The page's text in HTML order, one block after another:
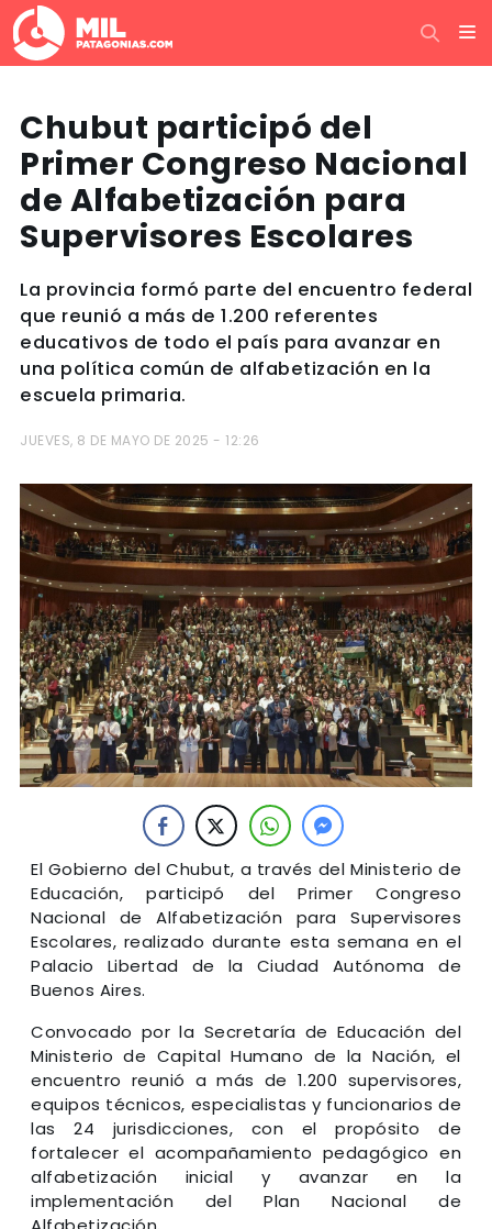
Chubut participó del
Primer Congreso Nacional
de Alfabetización para
Supervisores Escolares
La provincia formó parte del encuentro federal
que reunió a más de 1.200 referentes
educativos de todo el país para avanzar en
una política común de alfabetización en la
escuela primaria.
JUEVES, 8 DE MAYO DE 2025 - 12:26
El Gobierno del Chubut, a través del Ministerio de
Educación, participó del Primer Congreso
Nacional de Alfabetización para Supervisores
Escolares, realizado durante esta semana en el
Palacio Libertad de la Ciudad Autónoma de
Buenos Aires.
Convocado por la Secretaría de Educación del
Ministerio de Capital Humano de la Nación, el
encuentro reunió a más de 1.200 supervisores,
equipos técnicos, especialistas y funcionarios de
las 24 jurisdicciones, con el propósito de
fortalecer el acompañamiento pedagógico en
alfabetización inicial y avanzar en la
implementación del Plan Nacional de